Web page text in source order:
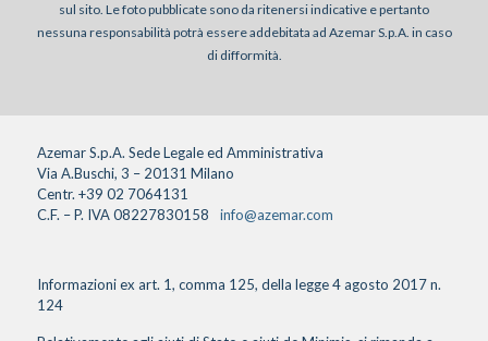
sul sito. Le foto pubblicate sono da ritenersi indicative e pertanto
nessuna responsabilità potrà essere addebitata ad Azemar S.p.A. in caso
di difformità.
Azemar S.p.A. Sede Legale ed Amministrativa
Via A.Buschi, 3 – 20131 Milano
Centr. +39 02 7064131
C.F. – P. IVA 08227830158
info@azemar.com
Informazioni ex art. 1, comma 125, della legge 4 agosto 2017 n.
124